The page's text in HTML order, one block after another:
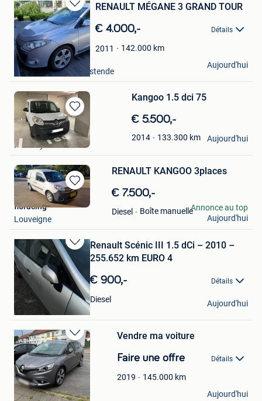
Sauvegarder
dans
Mes
Favoris
RENAULT MÉGANE 3 GRAND TOUR
€ 4.000,- Détails
2011 142.000 km
Bram
Nieuwpoort+Deel Westende
Aujourd'hui
Sauvegarder
dans
Mes
Favoris
Kangoo 1.5 dci 75
€ 5.500,-
2014 133.300 km
Ben Lambert
Halanzy
Aujourd'hui
Sauvegarder
dans
RENAULT KANGOO 3places
€ 7.500,-
Diesel Boîte manuelle
floracing
Louveigne
Annonce au top
Aujourd'hui
Sauvegarder
dans
Mes
Favoris
Renault Scénic III 1.5 dCi – 2010 –
255.652 km EURO 4
€ 900,- Détails
Diesel
Samya
Wilrijk
Aujourd'hui
Sauvegarder
dans
Mes
Favoris
Vendre ma voiture
Faire une offre Détails
2019 145.000 km
Taoufiq Bennis
Aujourd'hui